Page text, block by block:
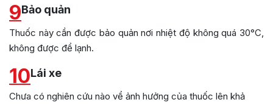
9Bảo quản
Thuốc này cần được bảo quản nơi nhiệt độ không quá 30°C,
không được để lạnh.
10Lái xe
Chưa có nghiên cứu nào vể ảnh hưởng của thuốc lên khả